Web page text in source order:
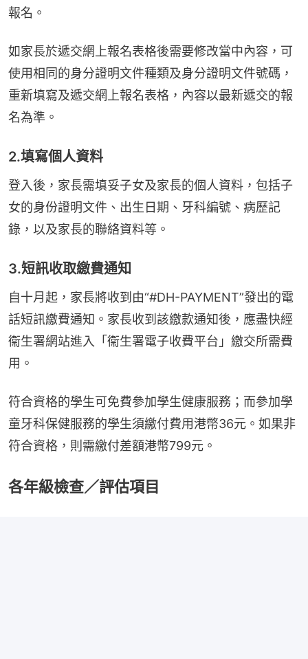
報名。
如家長於遞交網上報名表格後需要修改當中內容，可
使用相同的身分證明文件種類及身分證明文件號碼，
重新填寫及遞交網上報名表格，內容以最新遞交的報
名為準。
2.填寫個人資料
登入後，家長需填妥子女及家長的個人資料，包括子
女的身份證明文件、出生日期、牙科編號、病歷記
錄，以及家長的聯絡資料等。
3.短訊收取繳費通知
自十月起，家長將收到由“#DH-PAYMENT”發出的電
話短訊繳費通知。家長收到該繳款通知後，應盡快經
衞生署網站進入「衞生署電子收費平台」繳交所需費
用。
符合資格的學生可免費參加學生健康服務；而參加學
童牙科保健服務的學生須繳付費用港幣36元。如果非
符合資格，則需繳付差額港幣799元。
各年級檢查／評估項目